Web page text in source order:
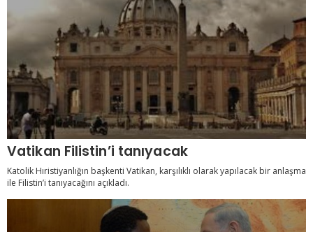
Vatikan Filistin’i tanıyacak
Katolik Hıristiyanlığın başkenti Vatikan, karşılıklı olarak yapılacak bir anlaşma
ile Filistin’i tanıyacağını açıkladı.